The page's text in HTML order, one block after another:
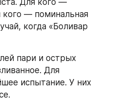
Для кого —
— поминальная
когда «Боливар
пари и острых
Для
испытание. У них